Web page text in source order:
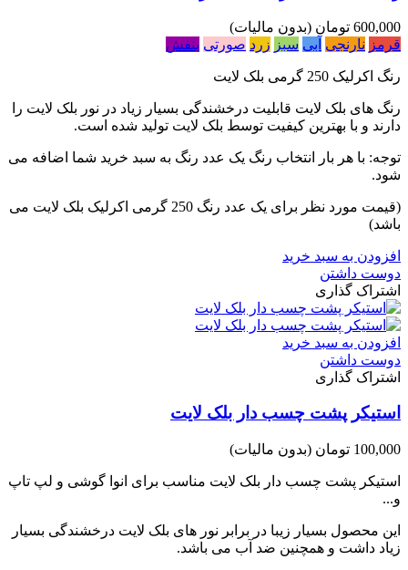
600,000 تومان
(بدون مالیات)
قرمز نارنجی آبی سبز زرد صورتی بنفش
رنگ اکرلیک 250 گرمی بلک لایت
رنگ های بلک لایت قابلیت درخشندگی بسیار زیاد در نور بلک لایت را
دارند و با بهترین کیفیت توسط بلک لایت تولید شده است.
توجه: با هر بار انتخاب رنگ یک عدد رنگ به سبد خرید شما اضافه می
شود.
(قیمت مورد نظر برای یک عدد رنگ 250 گرمی اکرلیک بلک لایت می
باشد)
افزودن به سبد خرید
دوست داشتن
اشتراک گذاری
افزودن به سبد خرید
دوست داشتن
اشتراک گذاری
استیکر پشت چسب دار بلک لایت
100,000 تومان (بدون مالیات)
استیکر پشت چسب دار بلک لایت مناسب برای انوا گوشی و لپ تاپ
و...
این محصول بسیار زیبا در برابر نور های بلک لایت درخشندگی بسیار
زیاد داشت و همچنین ضد آب می باشد.